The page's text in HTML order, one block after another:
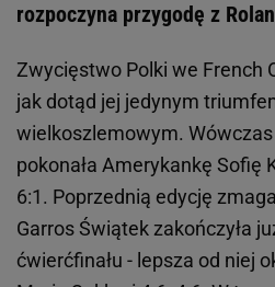
rozpoczyna przygodę z
Zwycięstwo Polki we French
jak dotąd jej jedynym
wielkoszlemowym.
pokonała Amerykankę Sofię
6:1. Poprzednią edycję
Garros Świątek zakończyła
ćwierćfinału - lepsza od niej